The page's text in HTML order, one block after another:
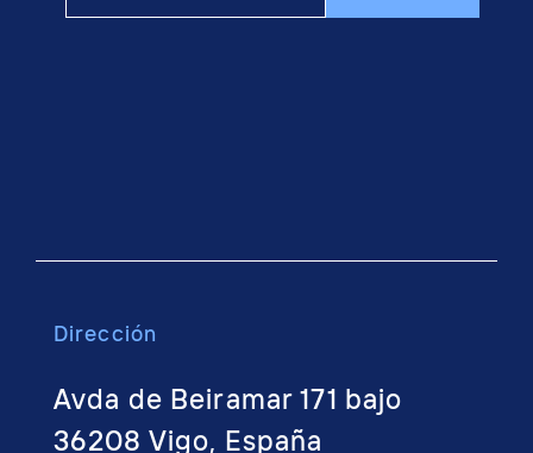
Dirección
Avda de Beiramar 171 bajo
36208 Vigo, España